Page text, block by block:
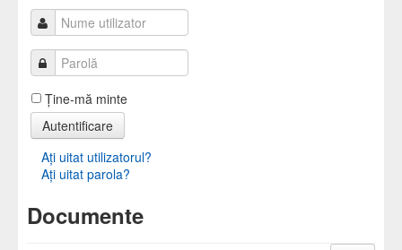
Ţine-mă minte
Autentificare
Aţi uitat utilizatorul?
Aţi uitat parola?
Documente